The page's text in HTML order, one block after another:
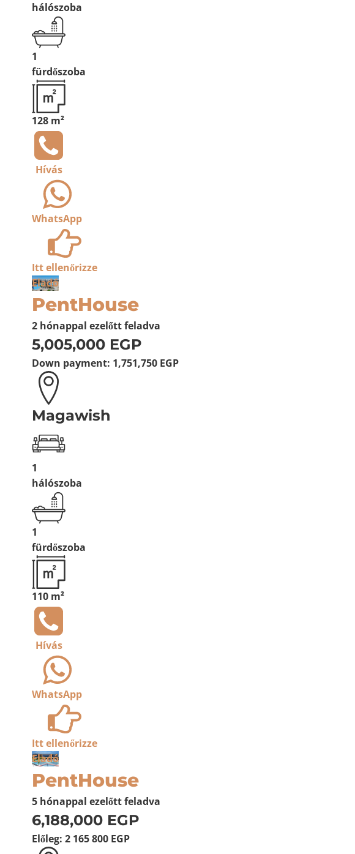
hálószoba
1
fürdőszoba
128 m²
Hívás
WhatsApp
Itt ellenőrizze
Eladó
PentHouse
2 hónappal ezelőttfeladva
5,005,000 EGP
Down payment: 1,751,750 EGP
Magawish
1
hálószoba
1
fürdőszoba
110 m²
Hívás
WhatsApp
Itt ellenőrizze
Eladó
PentHouse
5 hónappal ezelőttfeladva
6,188,000 EGP
Előleg: 2 165 800 EGP